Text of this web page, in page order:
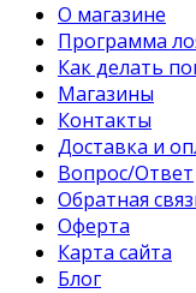
О магазине
Программа
Как делать
Магазины
Контакты
Доставка и
Вопрос/Ответ
Обратная
Оферта
Карта сайта
Блог